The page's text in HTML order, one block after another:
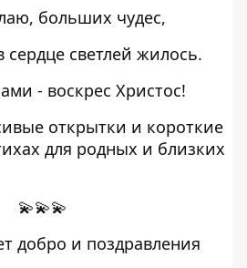
больших чудес,
сердце светлей жилось.
- воскрес Христос!
💫💫💫
добро и поздравления